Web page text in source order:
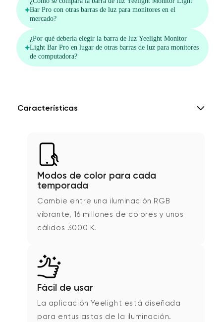
Características
Modos de color para cada
temporada
Cambie entre una iluminación RGB
vibrante, 16 millones de colores y unos
cálidos 3000 K.
Fácil de usar
La aplicación Yeelight está diseñada
para entusiastas de la iluminación.